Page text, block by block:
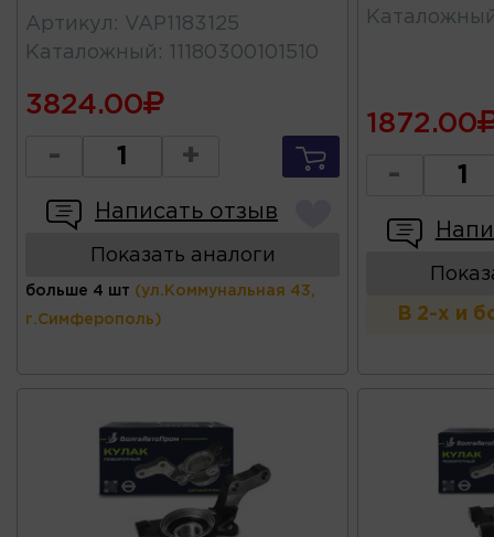
Артикул : VAP1183125
Каталожный : 11180300101510
3824.00
- +
Написать отзыв
Показать аналоги
больше 4 шт (ул.Коммунальная 43,
г.Симферополь)
1872.00
-
В 2-х и